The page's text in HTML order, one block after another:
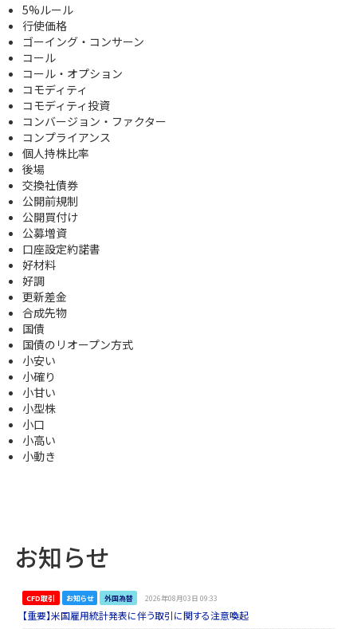
5%ルール
行使価格
ゴーイング・コンサーン
コール
コール・オプション
コモディティ
コモディティ投資
コンバージョン・ファクター
コンプライアンス
個人持株比率
後場
交換社債券
公開前規制
公開買付け
公募増資
口座設定約諾書
好材料
好調
更新差金
合成先物
国債
国債のリオープン方式
小安い
小確り
小甘い
小型株
小口
小高い
小動き
お知らせ
CFD取引 お知らせ 外国為替 2026年08月03日 09:33
【重要】米国雇用統計発表に伴う取引に関する注意喚起